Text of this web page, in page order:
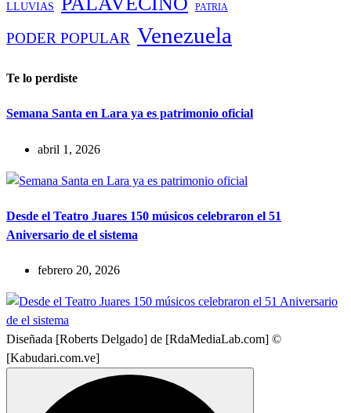
LLUVIAS PATRIA
PODER POPULAR Venezuela
Te lo perdiste
Semana Santa en Lara ya es patrimonio oficial
abril 1, 2026
Desde el Teatro Juares 150 músicos celebraron el 51
Aniversario de el sistema
febrero 20, 2026
Diseñada [Roberts Delgado] de [RdaMediaLab.com] ©
[Kabudari.com.ve]